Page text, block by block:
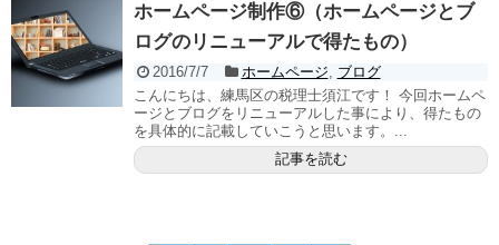
ホームページ制作⑥（ホームページとブ
ログのリニューアルで得たもの）
2016/7/7 ホームページ, ブログ
こんにちは、練馬区の税理士須江です！ 今回ホームペ
ージとブログをリニューアルした事により、得たもの
を具体的に記載していこうと思います。...
記事を読む